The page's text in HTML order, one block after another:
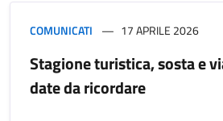
COMUNICATI 17 APRILE 2026
Stagione turistica, sosta e
date da ricordare